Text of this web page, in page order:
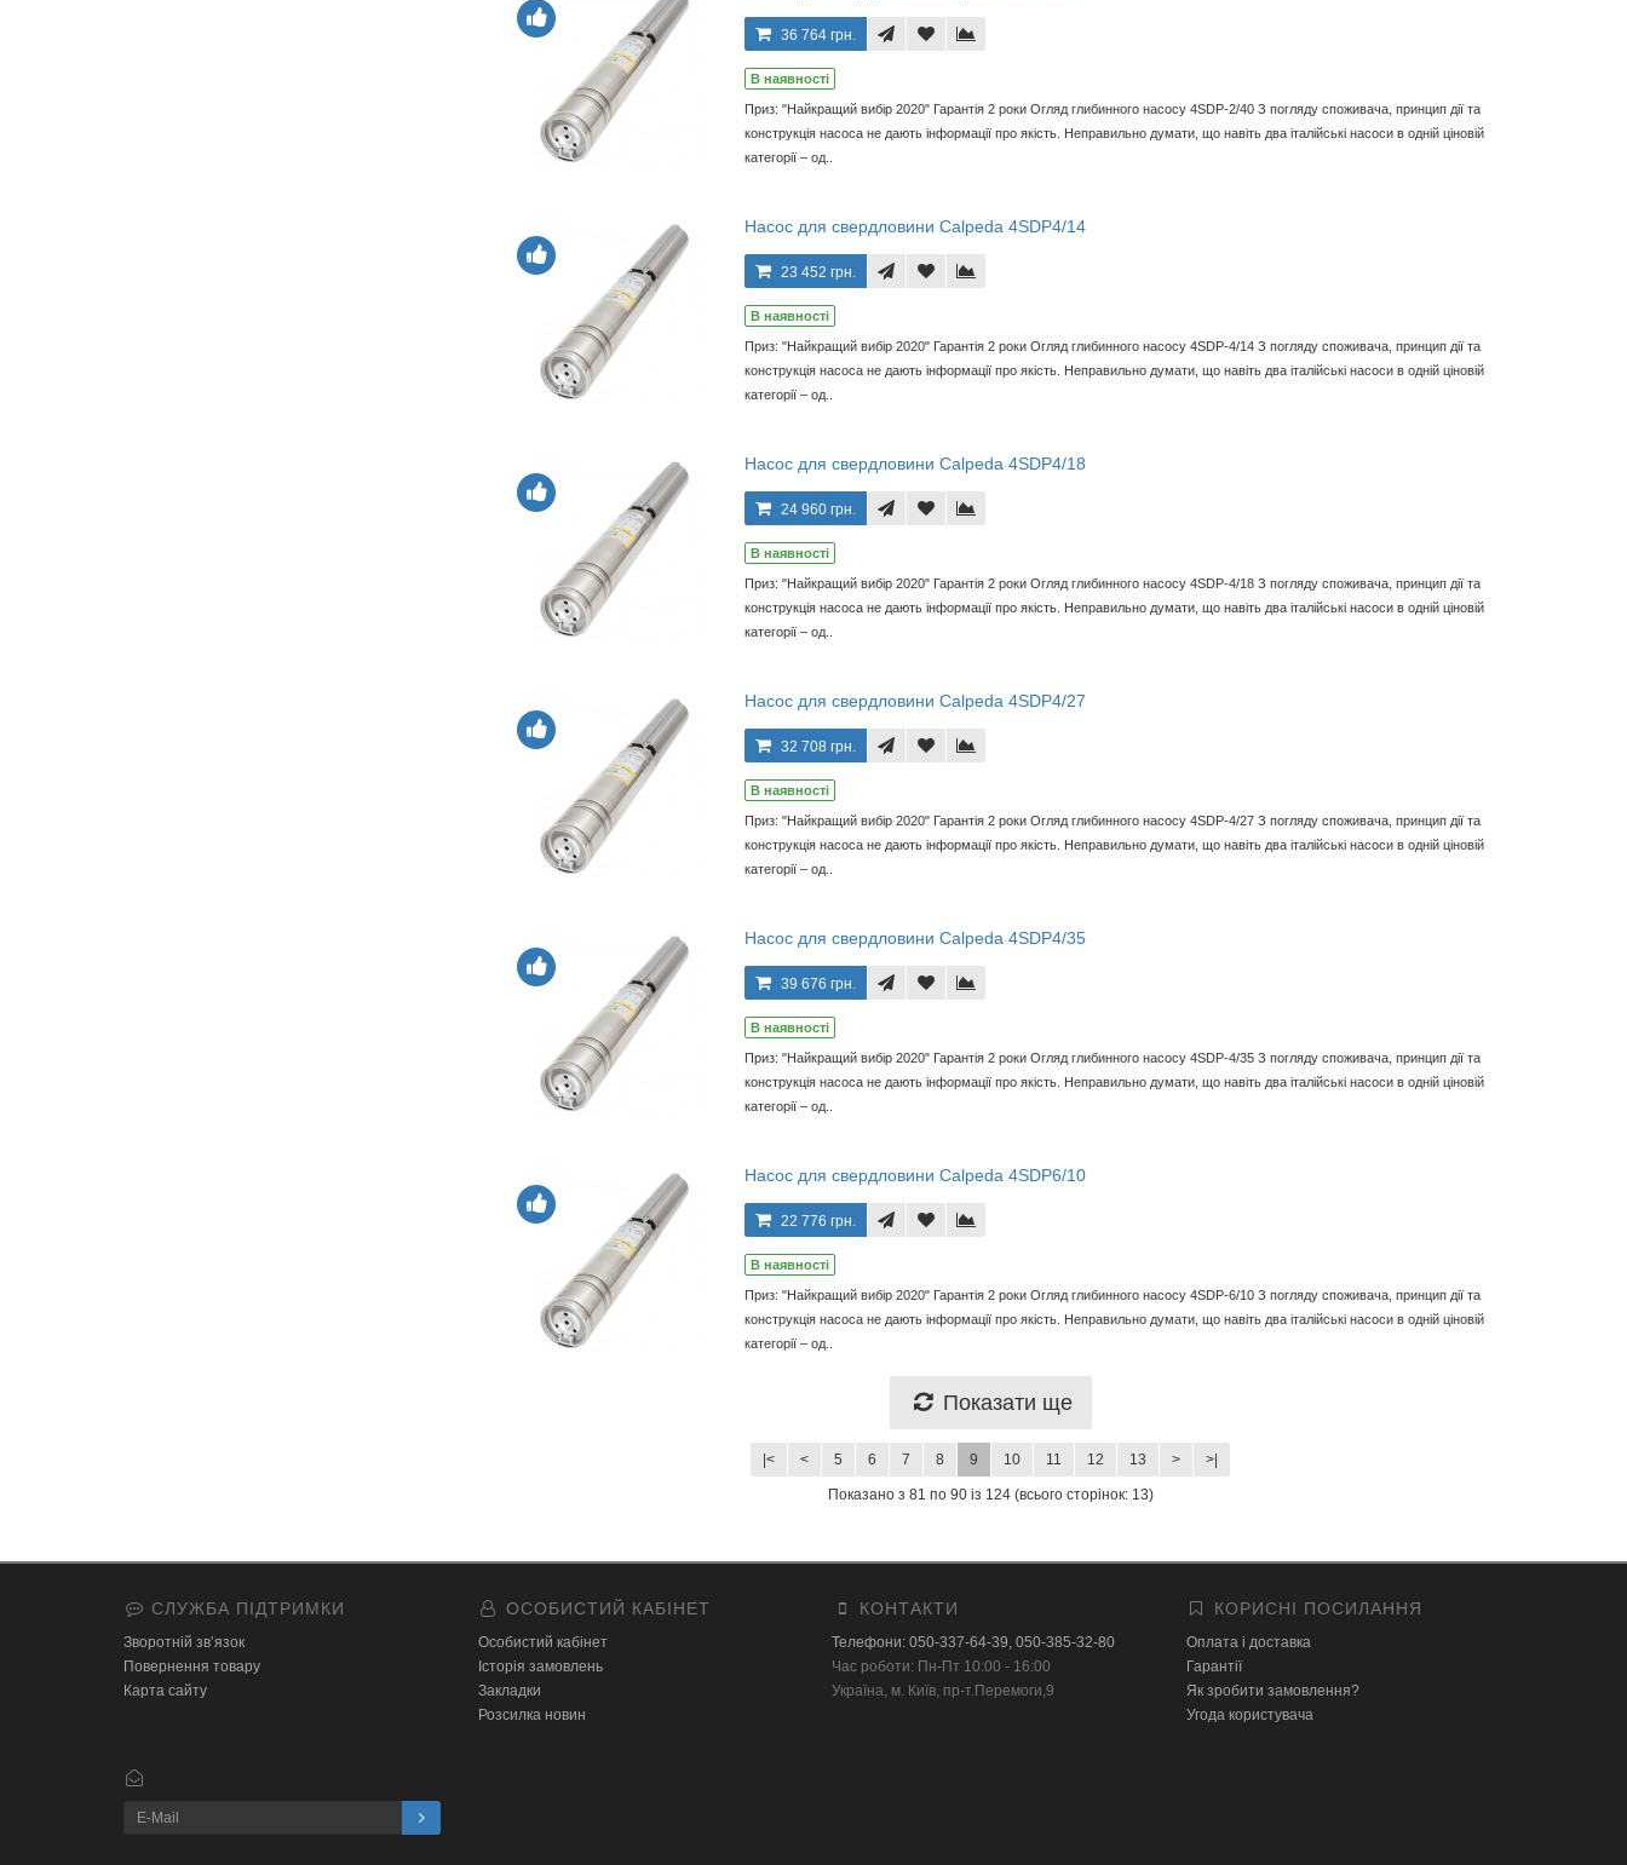
36 764 грн.
В наявності
Приз: "Найкращий вибір 2020" Гарантія 2 роки Огляд глибинного насосу 4SDP-2/40 З погляду споживача, принцип дії та
конструкція насоса не дають інформації про якість. Неправильно думати, що навіть два італійські насоси в одній ціновій
категорії – од..
Насос для свердловини Calpeda 4SDP4/14
23 452 грн.
В наявності
Приз: "Найкращий вибір 2020" Гарантія 2 роки Огляд глибинного насосу 4SDP-4/14 З погляду споживача, принцип дії та
конструкція насоса не дають інформації про якість. Неправильно думати, що навіть два італійські насоси в одній ціновій
категорії – од..
Насос для свердловини Calpeda 4SDP4/18
24 960 грн.
В наявності
Приз: "Найкращий вибір 2020" Гарантія 2 роки Огляд глибинного насосу 4SDP-4/18 З погляду споживача, принцип дії та
конструкція насоса не дають інформації про якість. Неправильно думати, що навіть два італійські насоси в одній ціновій
категорії – од..
Насос для свердловини Calpeda 4SDP4/27
32 708 грн.
В наявності
Приз: "Найкращий вибір 2020" Гарантія 2 роки Огляд глибинного насосу 4SDP-4/27 З погляду споживача, принцип дії та
конструкція насоса не дають інформації про якість. Неправильно думати, що навіть два італійські насоси в одній ціновій
категорії – од..
Насос для свердловини Calpeda 4SDP4/35
39 676 грн.
В наявності
Приз: "Найкращий вибір 2020" Гарантія 2 роки Огляд глибинного насосу 4SDP-4/35 З погляду споживача, принцип дії та
конструкція насоса не дають інформації про якість. Неправильно думати, що навіть два італійські насоси в одній ціновій
категорії – од..
Насос для свердловини Calpeda 4SDP6/10
22 776 грн.
В наявності
Приз: "Найкращий вибір 2020" Гарантія 2 роки Огляд глибинного насосу 4SDP-6/10 З погляду споживача, принцип дії та
конструкція насоса не дають інформації про якість. Неправильно думати, що навіть два італійські насоси в одній ціновій
категорії – од..
Показати ще
|< < 5 6 7 8 9 10 11 12 13 > >|
Показано з 81 по 90 із 124 (всього сторінок: 13)
СЛУЖБА ПІДТРИМКИ
Зворотній зв’язок
Повернення товару
Карта сайту
ОСОБИСТИЙ КАБІНЕТ
Особистий кабінет
Історія замовлень
Закладки
Розсилка новин
КОНТАКТИ
Телефони: 050-337-64-39, 050-385-32-80
Час роботи: Пн-Пт 10:00 - 16:00
Українa, м. Київ, пр-т.Перемоги,9
КОРИСНІ ПОСИЛАННЯ
Оплата і доставка
Гарантії
Як зробити замовлення?
Угода користувача